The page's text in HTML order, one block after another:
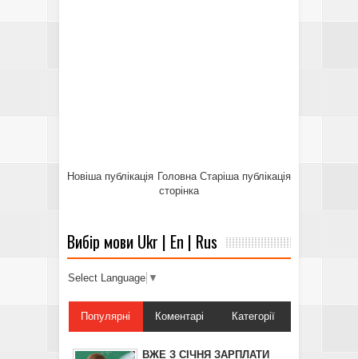
Новіша публікація Старіша публікація
Головна
сторінка
Вибір мови Ukr | En | Rus
Select Language ▼
Популярні Коментарі Категорії
ВЖЕ З СІЧНЯ ЗАРПЛАТИ